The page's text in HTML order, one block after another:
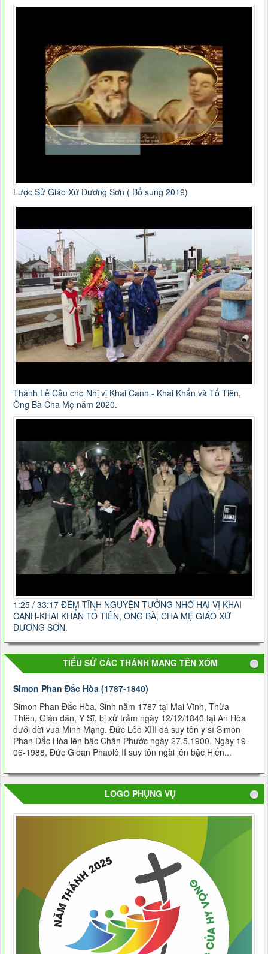
Lược Sử Giáo Xứ Dương Sơn ( Bổ sung 2019)
Thánh Lễ Cầu cho Nhị vị Khai Canh - Khai Khẩn và Tổ Tiên,
Ông Bà Cha Mẹ năm 2020.
1:25 / 33:17 ĐÊM TĨNH NGUYỆN TƯỞNG NHỚ HAI VỊ KHAI
CANH-KHAI KHẨN TỔ TIÊN, ÔNG BÀ, CHA MẸ GIÁO XỨ
DƯƠNG SƠN.
TIỂU SỬ CÁC THÁNH MANG TÊN XÓM
Simon Phan Ðắc Hòa (1787-1840)
Simon Phan Ðắc Hòa, Sinh năm 1787 tại Mai Vĩnh, Thừa
Thiên, Giáo dân, Y Sĩ, bị xử trảm ngày 12/12/1840 tại An Hòa
dưới đời vua Minh Mạng. Đức Lêo XIII đã suy tôn y sĩ Simon
Phan Đắc Hòa lên bậc Chân Phước ngày 27.5.1900. Ngày 19-
06-1988, Đức Gioan Phaolô II suy tôn ngài lên bậc Hiển...
LOGO PHỤNG VỤ